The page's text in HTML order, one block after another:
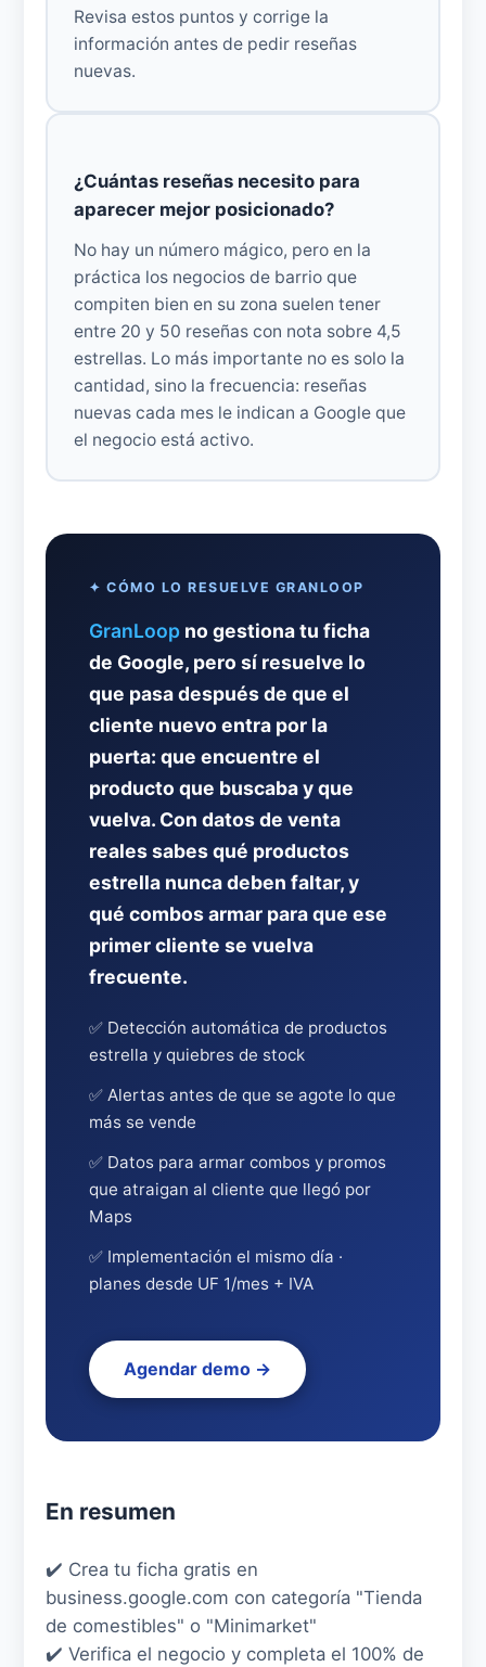
Revisa estos puntos y corrige la
información antes de pedir reseñas
nuevas.
¿Cuántas reseñas necesito para
aparecer mejor posicionado?
No hay un número mágico, pero en la
práctica los negocios de barrio que
compiten bien en su zona suelen tener
entre 20 y 50 reseñas con nota sobre 4,5
estrellas. Lo más importante no es solo la
cantidad, sino la frecuencia: reseñas
nuevas cada mes le indican a Google que
el negocio está activo.
✦ CÓMO LO RESUELVE GRANLOOP
GranLoop no gestiona tu ficha
de Google, pero sí resuelve lo
que pasa después de que el
cliente nuevo entra por la
puerta: que encuentre el
producto que buscaba y que
vuelva. Con datos de venta
reales sabes qué productos
estrella nunca deben faltar, y
qué combos armar para que ese
primer cliente se vuelva
frecuente.
✅ Detección automática de productos
estrella y quiebres de stock
✅ Alertas antes de que se agote lo que
más se vende
✅ Datos para armar combos y promos
que atraigan al cliente que llegó por
Maps
✅ Implementación el mismo día ·
planes desde UF 1/mes + IVA
Agendar demo →
En resumen
✔️ Crea tu ficha gratis en
business.google.com con categoría "Tienda
de comestibles" o "Minimarket"
✔️ Verifica el negocio y completa el 100% de